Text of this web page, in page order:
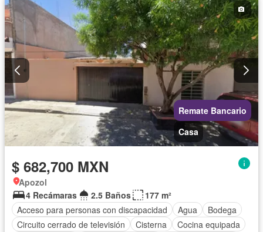
Remate Bancario
Casa
$ 682,700 MXN
Apozol
4 Recámaras
2.5 Baños
177 m²
Acceso para personas con discapacidad
Agua
Bodega
Circuito cerrado de televisión
Cisterna
Cocina equipada